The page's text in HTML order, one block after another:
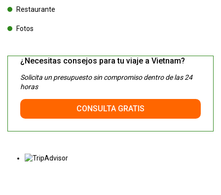
Restaurante
Fotos
¿Necesitas consejos para tu viaje a Vietnam?
Solicita un presupuesto sin compromiso dentro de las 24
horas
CONSULTA GRATIS